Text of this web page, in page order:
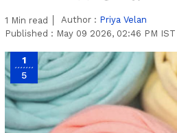
1 Min read Author : Priya Velan
Published : May 09 2026, 02:46 PM IST
1
5